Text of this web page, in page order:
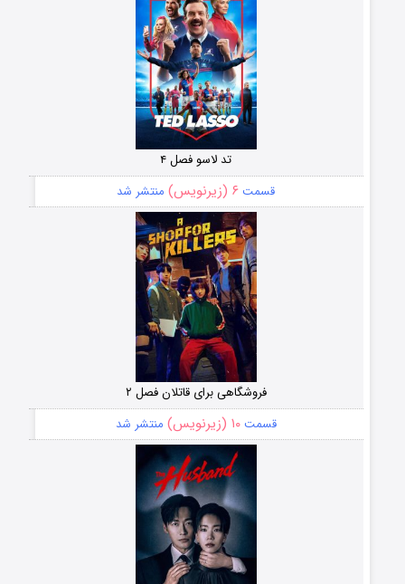
تد لاسو فصل ۴
قسمت ۶ (زیرنویس) منتشر شد
فروشگاهی برای قاتلان فصل ۲
قسمت۱۰ (زیرنویس) منتشر شد